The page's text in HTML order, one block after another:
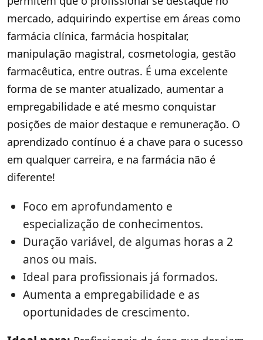
mercado, adquirindo expertise em áreas como
farmácia clínica, farmácia hospitalar,
manipulação magistral, cosmetologia, gestão
farmacêutica, entre outras. É uma excelente
forma de se manter atualizado, aumentar a
empregabilidade e até mesmo conquistar
posições de maior destaque e remuneração. O
aprendizado contínuo é a chave para o sucesso
em qualquer carreira, e na farmácia não é
diferente!
Foco em aprofundamento e
especialização de conhecimentos.
Duração variável, de algumas horas a 2
anos ou mais.
Ideal para profissionais já formados.
Aumenta a empregabilidade e as
oportunidades de crescimento.